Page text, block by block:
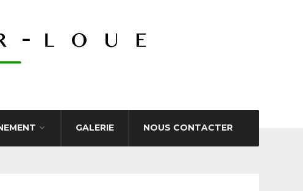
GALERIE NOUS CONTACTER